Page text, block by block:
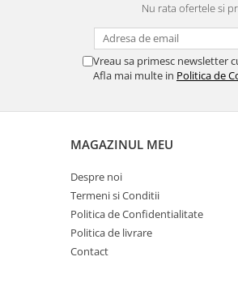
Nu rata ofertele si
Vreau sa primesc newsletter
Afla mai multe in Politica de
MAGAZINUL MEU
Despre noi
Termeni si Conditii
Politica de Confidentialitate
Politica de livrare
Contact